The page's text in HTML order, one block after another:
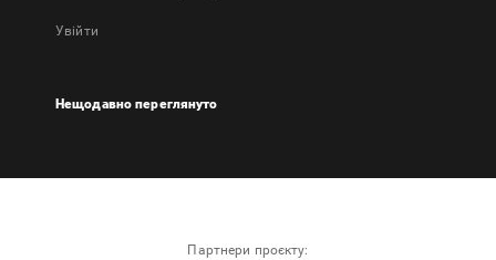
Увійти
Нещодавно переглянуто
Партнери проєкту: